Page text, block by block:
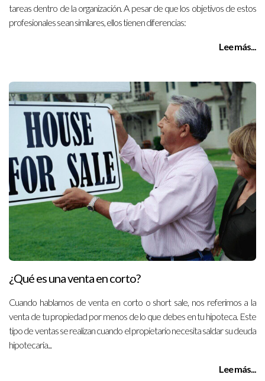
tareas dentro de la organización. A pesar de que los objetivos de estos
profesionales sean similares, ellos tienen diferencias:
Lee más...
¿Qué es una venta en corto?
Cuando hablamos de venta en corto o short sale, nos referimos a la
venta de tu propiedad por menos de lo que debes en tu hipoteca. Este
tipo de ventas se realizan cuando el propietario necesita saldar su deuda
hipotecaria...
Lee más...